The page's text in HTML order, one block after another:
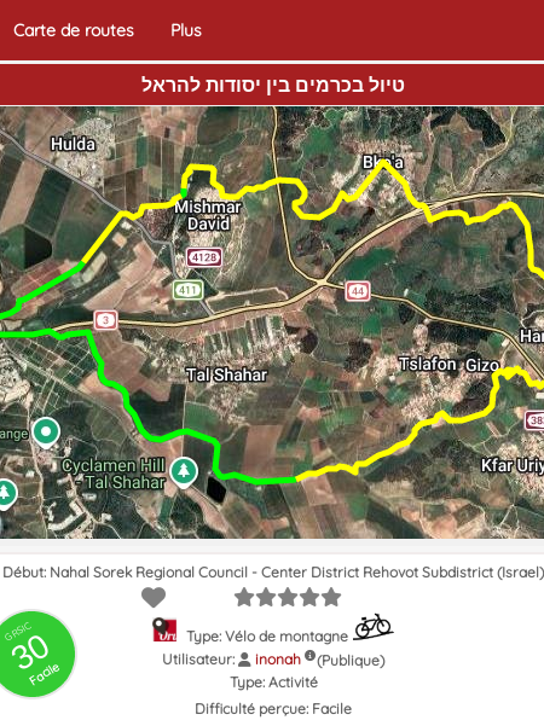
Carte de routes Plus
טיול בכרמים בין יסודות להראל
GRSIC
30
Facile
Début: Nahal Sorek Regional Council - Center District Rehovot Subdistrict (Israel)
Type: Vélo de montagne
Utilisateur:
inonah
(Publique)
Type: Activité
Difficulté perçue: Facile